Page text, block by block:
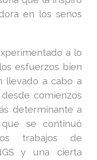
en los senos
a lo
esfuerzos bien
llevado a cabo a
comienzos
determinante a
se continuó
trabajos de
y una cierta